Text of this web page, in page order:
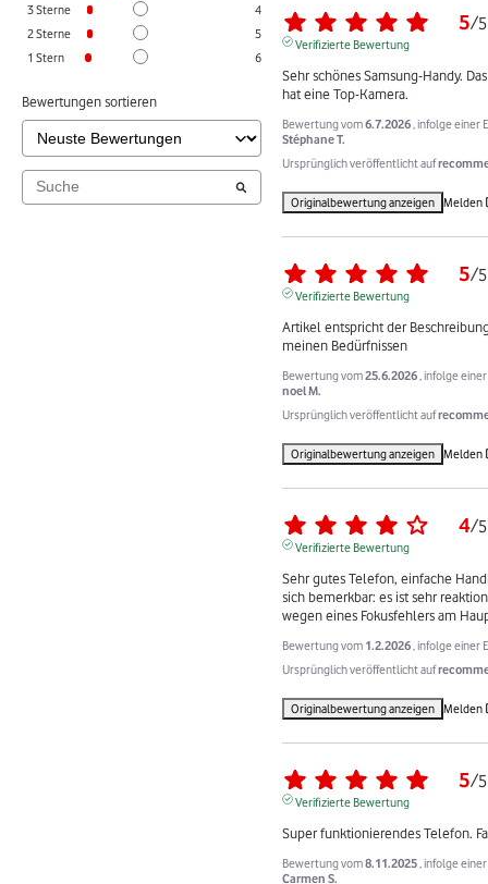
3Sterne
4
2Sterne
5
1 Stern 6
Bewertungen sortieren
5/5
Verifizierte Bewertung
Sehr schönes Samsung-Handy.
hat eine Top-Kamera.
Bewertung vom6.7.2026 , infolge einer
Stéphane T.
Ursprünglich veröffentlicht auf
Originalbewertung anzeigen Melden
5/5
Verifizierte Bewertung
Artikel entspricht der
meinen Bedürfnissen
Bewertung vom25.6.2026 , infolge
noel M.
Ursprünglich veröffentlicht auf
Originalbewertung anzeigen Melden
4/5
Verifizierte Bewertung
Sehr gutes Telefon, einfache
sich bemerkbar: es ist sehr
wegen eines Fokusfehlers am
Bewertung vom 1.2.2026 , infolge einer
Ursprünglich veröffentlicht auf
Originalbewertung anzeigen Melden
5/5
Verifizierte Bewertung
Super funktionierendes Telefon.
Bewertung vom8.11.2025 , infolge
Carmen S.